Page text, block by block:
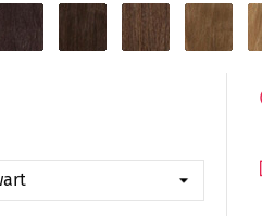
donkerbruinchocoladebruinkastanjebruin
8
lichtbruin